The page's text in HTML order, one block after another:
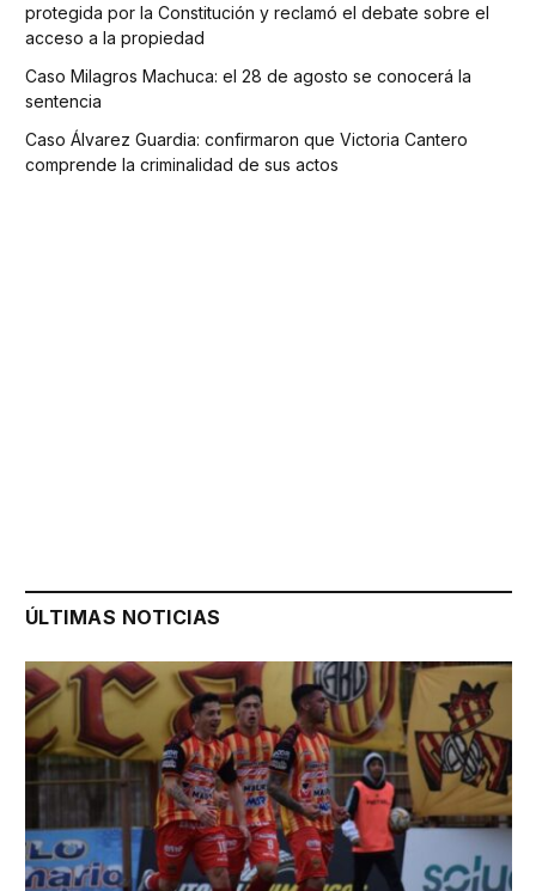
protegida por la Constitución y reclamó el debate sobre el
acceso a la propiedad
Caso Milagros Machuca: el 28 de agosto se conocerá la
sentencia
Caso Álvarez Guardia: confirmaron que Victoria Cantero
comprende la criminalidad de sus actos
ÚLTIMAS NOTICIAS